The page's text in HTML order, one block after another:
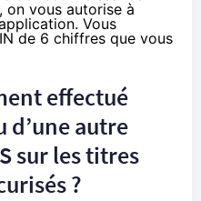
on vous autorise à
Vous
de 6 chiffres que vous
effectué
d’une autre
sur les titres
?